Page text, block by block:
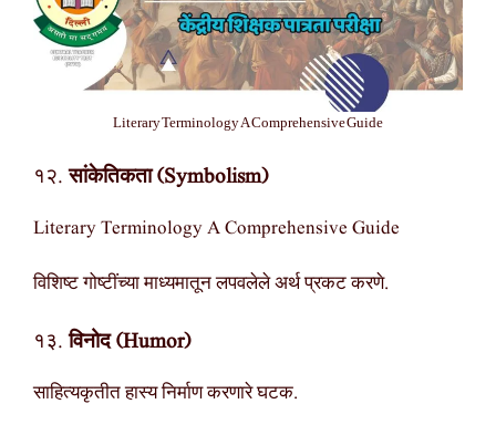
Literary Terminology A Comprehensive Guide
१२.सांकेतिकता (Symbolism)
Literary Terminology A Comprehensive Guide
विशिष्ट गोष्टींच्या माध्यमातून लपवलेले अर्थ प्रकट करणे.
१३.विनोद (Humor)
साहित्यकृतीत हास्य निर्माण करणारे घटक.